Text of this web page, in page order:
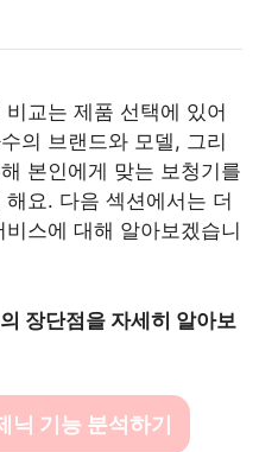
교는 제품 선택에 있어
의 브랜드와 모델, 그리
본인에게 맞는 보청기를
요. 다음 섹션에서는 더
스에 대해 알아보겠습니
장단점을 자세히 알아보
닉 기능 분석하기